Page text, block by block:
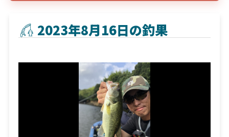
2023年8月16日の釣果